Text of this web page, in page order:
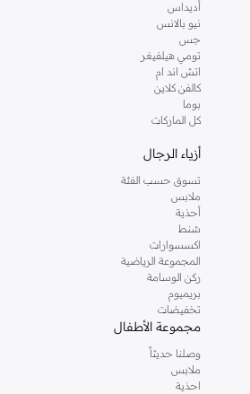
أديداس
نيو بالانس
جس
تومي هيلفيغر
اتش اند ام
كالفن كلاين
بوما
كل الماركات
أزياء الرجال
تسوق حسب الفئة
ملابس
أحذية
شنط
اكسسوارات
المجموعة الرياضية
ركن الوسامة
بريميوم
تخفيضات
مجموعة الأطفال
وصلنا حديثاً
ملابس
احذية